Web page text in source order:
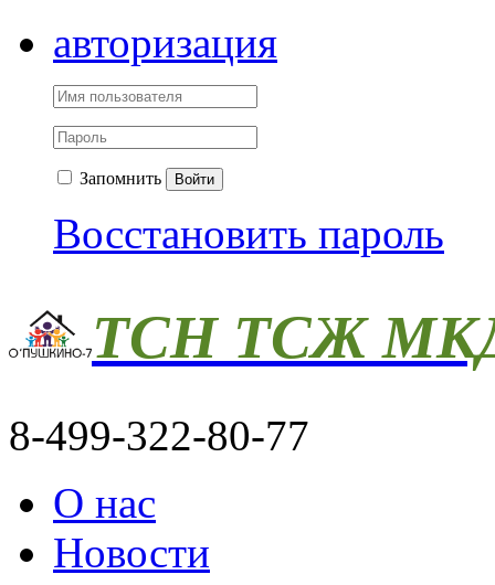
авторизация
Запомнить Войти
Восстановить пароль
ТСН ТСЖ
8-499-322-80-77
О нас
Новости